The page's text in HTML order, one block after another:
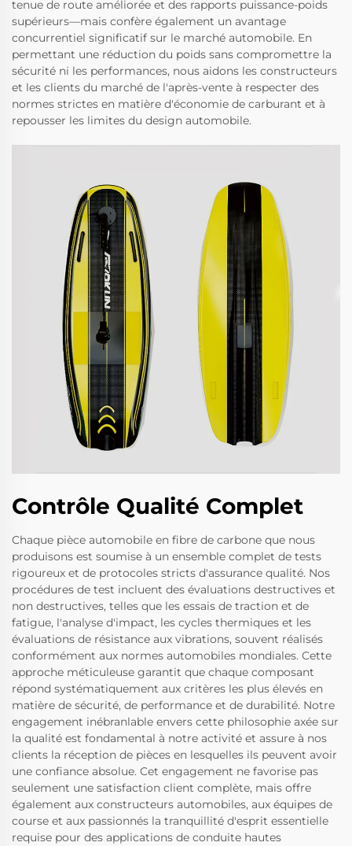
tenue de route améliorée et des rapports puissance-poids
supérieurs—mais confère également un avantage
concurrentiel significatif sur le marché automobile. En
permettant une réduction du poids sans compromettre la
sécurité ni les performances, nous aidons les constructeurs
et les clients du marché de l'après-vente à respecter des
normes strictes en matière d'économie de carburant et à
repousser les limites du design automobile.
Contrôle Qualité Complet
Chaque pièce automobile en fibre de carbone que nous
produisons est soumise à un ensemble complet de tests
rigoureux et de protocoles stricts d'assurance qualité. Nos
procédures de test incluent des évaluations destructives et
non destructives, telles que les essais de traction et de
fatigue, l'analyse d'impact, les cycles thermiques et les
évaluations de résistance aux vibrations, souvent réalisés
conformément aux normes automobiles mondiales. Cette
approche méticuleuse garantit que chaque composant
répond systématiquement aux critères les plus élevés en
matière de sécurité, de performance et de durabilité. Notre
engagement inébranlable envers cette philosophie axée sur
la qualité est fondamental à notre activité et assure à nos
clients la réception de pièces en lesquelles ils peuvent avoir
une confiance absolue. Cet engagement ne favorise pas
seulement une satisfaction client complète, mais offre
également aux constructeurs automobiles, aux équipes de
course et aux passionnés la tranquillité d'esprit essentielle
requise pour des applications de conduite hautes